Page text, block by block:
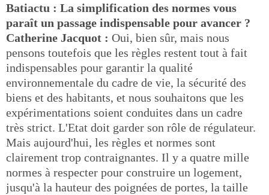
Batiactu : La simplification des normes vous
paraît un passage indispensable pour avancer ?
Catherine Jacquot : Oui, bien sûr, mais nous
pensons toutefois que les règles restent tout à fait
indispensables pour garantir la qualité
environnementale du cadre de vie, la sécurité des
biens et des habitants, et nous souhaitons que les
expérimentations soient conduites dans un cadre
très strict. L'Etat doit garder son rôle de régulateur.
Mais aujourd'hui, les règles et normes sont
clairement trop contraignantes. Il y a quatre mille
normes à respecter pour construire un logement,
jusqu'à la hauteur des poignées de portes, la taille